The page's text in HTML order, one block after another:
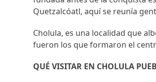
Quetzalcóatl, aquí se reunía
Cholula, es una localidad que
fueron los que formaron el
QUÉ VISITAR EN CHOLULA